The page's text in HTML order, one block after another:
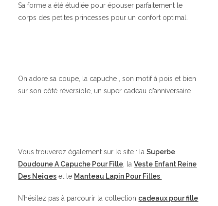
Sa forme a été étudiée pour épouser parfaitement le
corps des petites princesses pour un confort optimal.
On adore sa coupe, la capuche , son motif à pois et bien
sur son côté réversible, un super cadeau d’anniversaire.
Vous trouverez également sur le site : laSuperbe
Doudoune A Capuche Pour Fille, laVeste Enfant Reine
Des Neiges et le Manteau Lapin Pour Filles
N’hésitez pas à parcourir la collection cadeaux pour fille